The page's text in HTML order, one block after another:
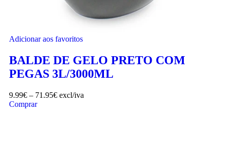
Adicionar aos favoritos
BALDE DE GELO PRETO COM
PEGAS 3L/3000ML
9.99€ – 71.95€ excl/iva
Comprar